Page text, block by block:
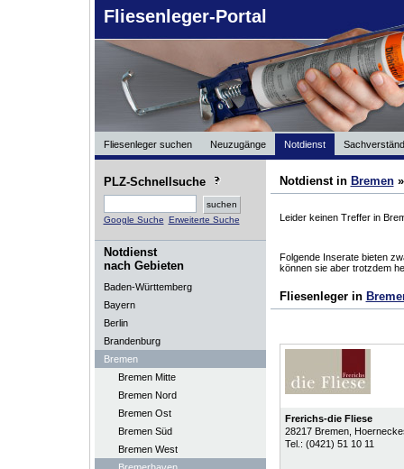
Fliesenleger-Portal
Fliesenleger suchen Neuzugänge Notdienst
PLZ-Schnellsuche
Google Suche Erweiterte Suche
Notdienst
nach Gebieten
Baden-Württemberg
Bayern
Berlin
Brandenburg
Bremen
Bremen Mitte
Bremen Nord
Bremen Ost
Bremen Süd
Bremen West
Notdienst in Bremen
Leider keinen Treffer in
Folgende Inserate bieten
können sie aber trotzdem
Fliesenleger in
Frerichs-die Fliese
28217 Bremen,
Tel.: (0421) 51 10 11